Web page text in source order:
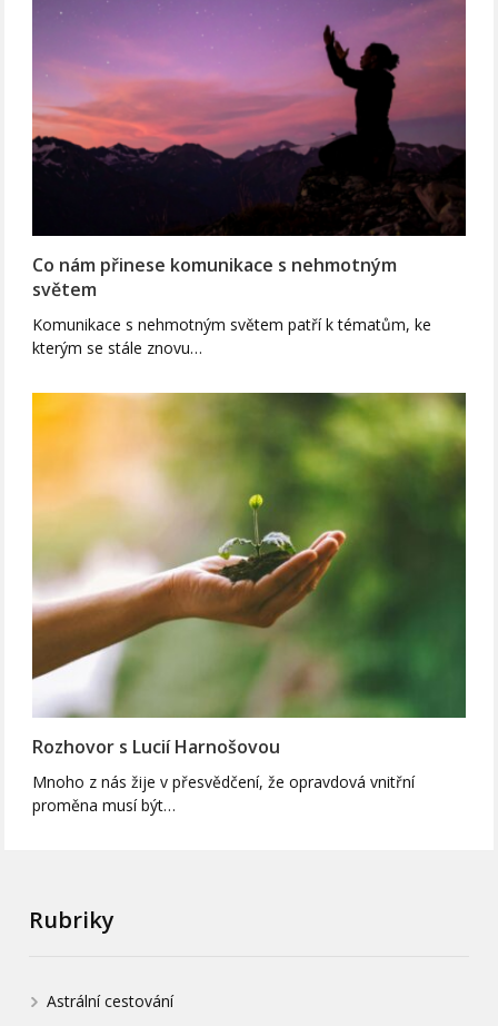
Co nám přinese komunikace s nehmotným
světem
Komunikace s nehmotným světem patří k tématům, ke
kterým se stále znovu…
Rozhovor s Lucií Harnošovou
Mnoho z nás žije v přesvědčení, že opravdová vnitřní
proměna musí být…
Rubriky
Astrální cestování